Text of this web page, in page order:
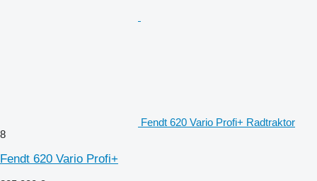
Fendt 620 Vario Profi+ Radtraktor
8
Fendt 620 Vario Profi+